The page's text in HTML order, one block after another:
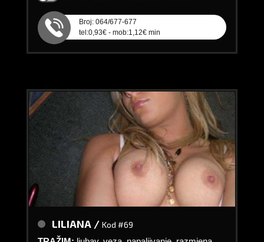
Broj: 064/677-677
tel:0,93€ - mob:1,12€ min
LILIANA / Kod #69